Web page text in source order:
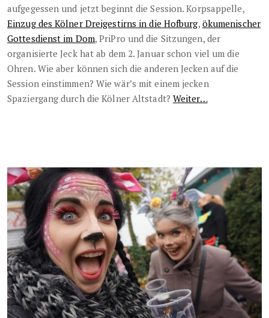
aufgegessen und jetzt beginnt die Session. Korpsappelle,
Einzug des Kölner Dreigestirns in die Hofburg, ökumenischer
Gottesdienst im Dom, PriPro und die Sitzungen, der
organisierte Jeck hat ab dem 2. Januar schon viel um die
Ohren. Wie aber können sich die anderen Jecken auf die
Session einstimmen? Wie wär’s mit einem jecken
Spaziergang durch die Kölner Altstadt? Weiter…